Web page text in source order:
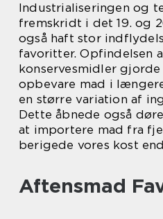
Industrialiseringen og
fremskridt i det 19. og
også haft stor
favoritter. Opfindelsen
konservesmidler
opbevare mad i
en større variation af
Dette åbnede også
at importere mad fra
berigede vores kost
Aftensmad